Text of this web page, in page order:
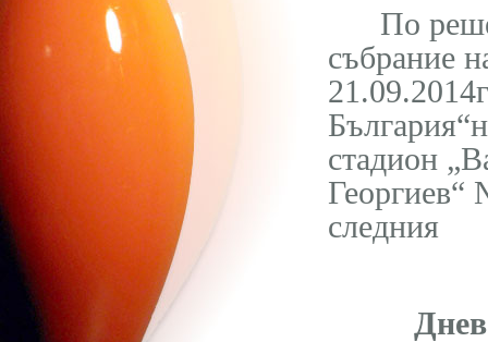
По
събрание
21
стадион
Георгиев“
следния